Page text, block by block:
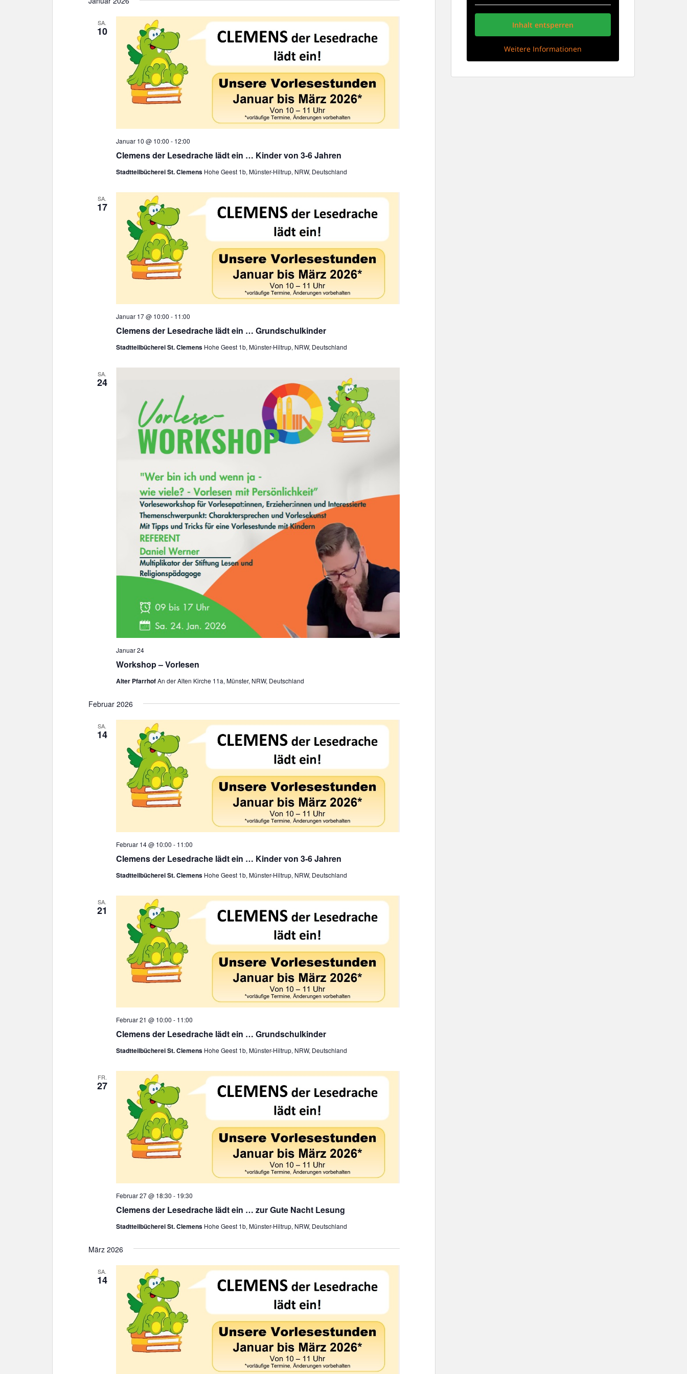
n
i
h
t
e
,
N
a
t
o
n
t
SA.
10
Clemens der Lesedrache lädt ein … Kinder von 3-6 Jahren
Januar 10 @ 10:00 - 12:00
Stadtteilbücherei St. Clemens Hohe Geest 1b, Münster-Hiltrup, NRW, Deutschland
SA.
17
Clemens der Lesedrache lädt ein … Grundschulkinder
Januar 17 @ 10:00 - 11:00
Stadtteilbücherei St. Clemens Hohe Geest 1b, Münster-Hiltrup, NRW, Deutschland
SA.
24
Workshop – Vorlesen
Januar 24
Alter PfarrhofAn der Alten Kirche 11a, Münster, NRW, Deutschland
Februar 2026
SA.
14
Clemens der Lesedrache lädt ein … Kinder von 3-6 Jahren
Februar 14 @ 10:00 - 11:00
Stadtteilbücherei St. Clemens Hohe Geest 1b, Münster-Hiltrup, NRW, Deutschland
SA.
21
Clemens der Lesedrache lädt ein … Grundschulkinder
Februar 21 @ 10:00 - 11:00
Stadtteilbücherei St. Clemens Hohe Geest 1b, Münster-Hiltrup, NRW, Deutschland
FR.
27
Clemens der Lesedrache lädt ein … zur Gute Nacht Lesung
Februar 27 @ 18:30 - 19:30
Stadtteilbücherei St. Clemens Hohe Geest 1b, Münster-Hiltrup, NRW, Deutschland
März 2026
SA.
14
Inhalt entsperren
Weitere Informationen